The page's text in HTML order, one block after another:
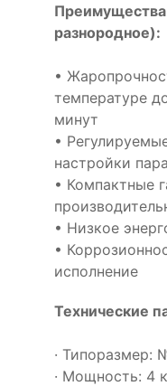
Преимущества
разнородное):
•
температуре
минут
•
настройки
• Компактные
• Низкое
•
исполнение
Технические
· Типоразмер:
· Мощность: 4